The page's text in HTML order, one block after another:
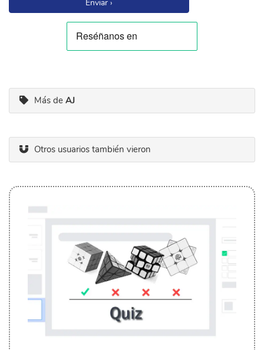
Enviar ›
Más de AJ
Otros usuarios también vieron